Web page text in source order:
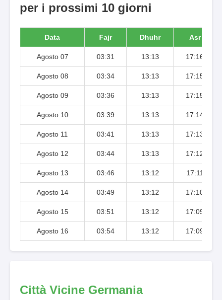
per i prossimi 10 giorni
Data Fajr Dhuhr Asr
Agosto 07 03:31 13:13 17:16
Agosto 08 03:34 13:13 17:15
Agosto 09 03:36 13:13 17:15
Agosto 10 03:39 13:13 17:14
Agosto 11 03:41 13:13 17:13
Agosto 12 03:44 13:13 17:12
Agosto 13 03:46 13:12 17:11
Agosto 14 03:49 13:12 17:10
Agosto 15 03:51 13:12 17:09
Agosto 16 03:54 13:12 17:09
Città Vicine Germania